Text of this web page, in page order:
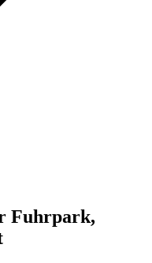
Fuhrpark,